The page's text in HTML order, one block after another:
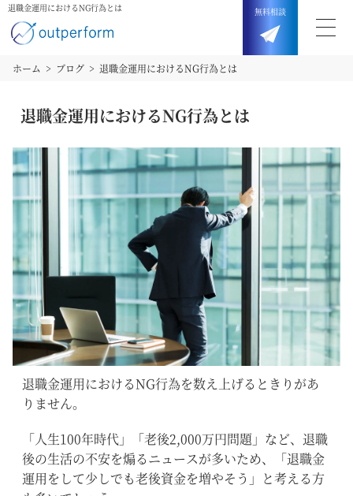
退職金運用におけるNG行為とは 無料相談
ホーム ブログ 退職金運用におけるNG行為とは
退職金運用におけるNG行為とは
退職金運用におけるNG行為を数え上げるときりがあ
りません。
「人生100年時代」「老後2,000万円問題」など、退職
後の生活の不安を煽るニュースが多いため、「退職金
運用をして少しでも老後資金を増やそう」と考える方